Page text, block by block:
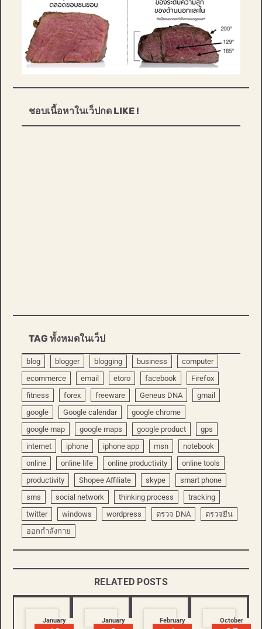
ชอบเนื้อหาในเว็ปกด LIKE !
TAG ทั้งหมดในเว็ป
blog blogger blogging business
computer
ecommerce
email etoro facebook
Firefox
fitness
forex freeware Geneus DNA
gmail
google
Google calendar
google chrome
google map
google maps google product
gps
internet
iphone iphone app msn
notebook
online
online life online productivity
online tools
productivity
Shopee Affiliate skype
smart phone
sms
social network thinking process
tracking
twitter
windows wordpress ตรวจ DNA
ตรวจยีน
ออกกำลังกาย
RELATED POSTS
January January February October